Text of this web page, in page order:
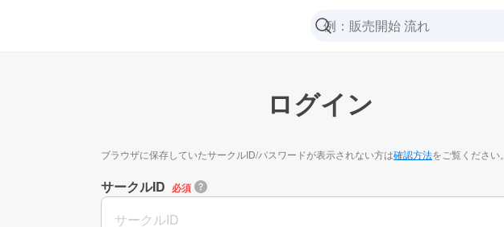
ログイン
ブラウザに保存していたサークルID/パスワードが表示されない方は確認方法をご覧ください。
サークルID 必須